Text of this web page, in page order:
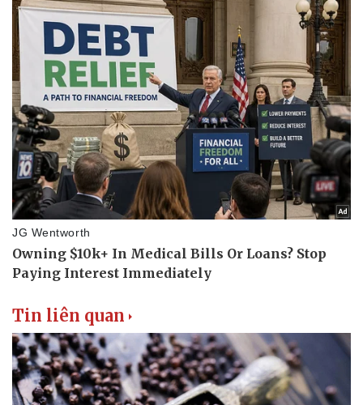
Thể thao
Bóng đá
Lịch thi đấu bóng đá
Thế giới thể thao
eSports
Hậu trường
Ô tô - Xe máy
Ô tô
Xe máy
Tư vấn
Tin liên quan